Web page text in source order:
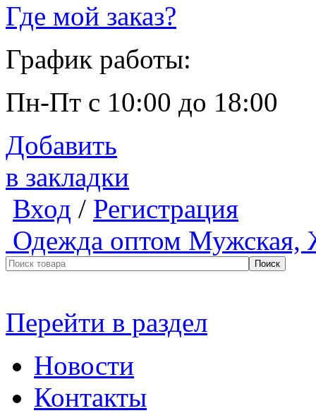
Где мой заказ?
График работы:
Пн-Пт с 10:00 до 18:00
Добавить
в закладки
Вход / Регистрация
Одежда оптом Мужская,
Перейти в раздел
Новости
Контакты